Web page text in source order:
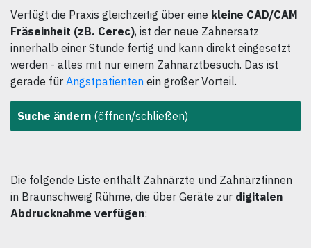
Verfügt die Praxis gleichzeitig über eine kleine CAD/CAM
Fräseinheit (zB. Cerec), ist der neue Zahnersatz
innerhalb einer Stunde fertig und kann direkt eingesetzt
werden - alles mit nur einem Zahnarztbesuch. Das ist
gerade für Angstpatienten ein großer Vorteil.
Suche ändern (öffnen/schließen)
Die folgende Liste enthält Zahnärzte und Zahnärztinnen
in Braunschweig Rühme, die über Geräte zur digitalen
Abdrucknahme verfügen: